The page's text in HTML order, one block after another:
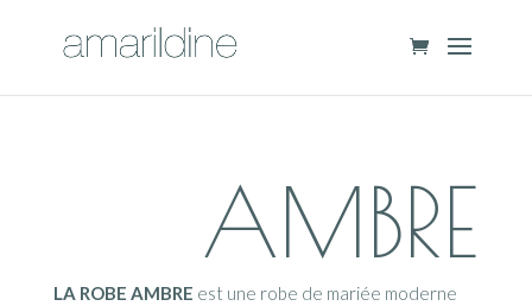
AMBRE
LA ROBE AMBRE est une robe de mariée moderne